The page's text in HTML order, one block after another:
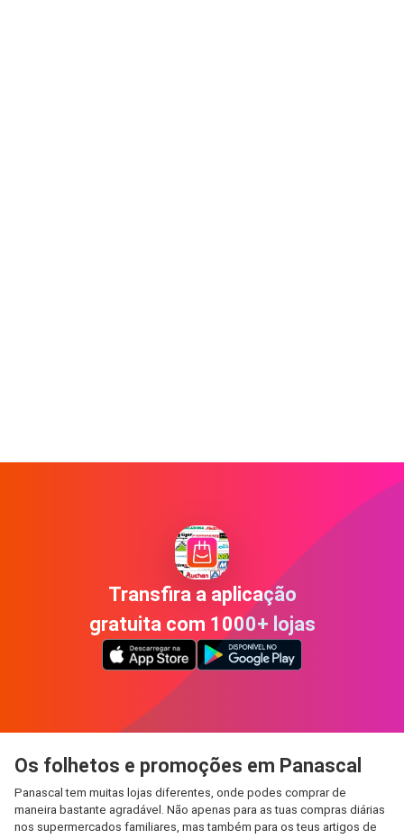
Transfira a aplicação
gratuita com 1000+ lojas
Os folhetos e promoções em Panascal
Panascal tem muitas lojas diferentes, onde podes comprar de
maneira bastante agradável. Não apenas para as tuas compras diárias
nos supermercados familiares, mas também para os teus artigos de